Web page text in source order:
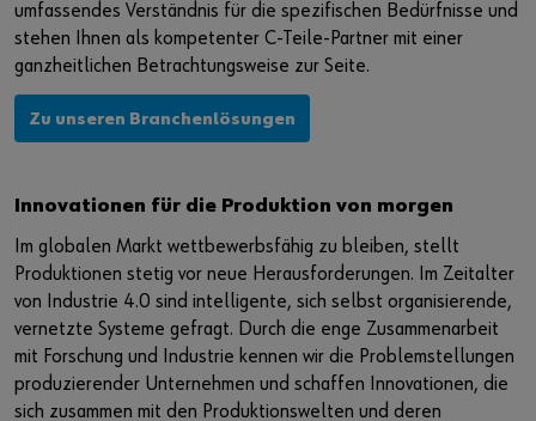
umfassendes Verständnis für die spezifischen Bedürfnisse und
stehen Ihnen als kompetenter C-Teile-Partner mit einer
ganzheitlichen Betrachtungsweise zur Seite.
Zu unseren Branchenlösungen
Innovationen für die Produktion von morgen
Im globalen Markt wettbewerbsfähig zu bleiben, stellt
Produktionen stetig vor neue Herausforderungen. Im Zeitalter
von Industrie 4.0 sind intelligente, sich selbst organisierende,
vernetzte Systeme gefragt. Durch die enge Zusammenarbeit
mit Forschung und Industrie kennen wir die Problemstellungen
produzierender Unternehmen und schaffen Innovationen, die
sich zusammen mit den Produktionswelten und deren